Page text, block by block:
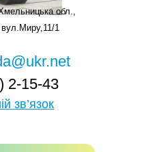
обл.,
1
2-15-43
зв’язок